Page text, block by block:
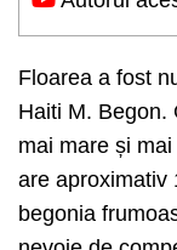
Floarea a fost
Haiti M. Begon.
mai mare și
are aproximativ
begonia